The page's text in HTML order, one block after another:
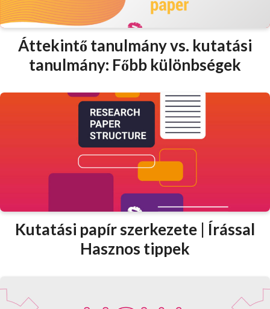
Áttekintő tanulmány vs. kutatási
tanulmány: Főbb különbségek
Kutatási papír szerkezete | Írással
Hasznos tippek